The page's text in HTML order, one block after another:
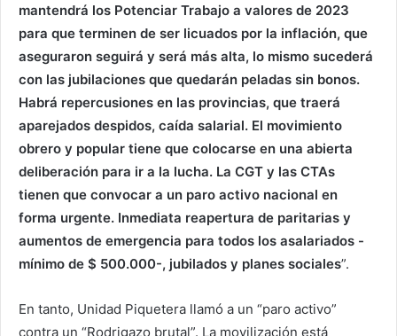
mantendrá los Potenciar Trabajo a valores de 2023
para que terminen de ser licuados por la inflación, que
aseguraron seguirá y será más alta, lo mismo sucederá
con las jubilaciones que quedarán peladas sin bonos.
Habrá repercusiones en las provincias, que traerá
aparejados despidos, caída salarial. El movimiento
obrero y popular tiene que colocarse en una abierta
deliberación para ir a la lucha. La CGT y las CTAs
tienen que convocar a un paro activo nacional en
forma urgente. Inmediata reapertura de paritarias y
aumentos de emergencia para todos los asalariados -
mínimo de $ 500.000-, jubilados y planes sociales”.
En tanto, Unidad Piquetera llamó a un “paro activo”
contra un “Rodrigazo brutal”. La movilización está